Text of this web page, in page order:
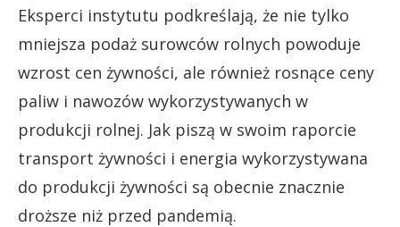
Eksperci instytutu podkreślają, że nie tylko
mniejsza podaż surowców rolnych powoduje
wzrost cen żywności, ale również rosnące ceny
paliw i nawozów wykorzystywanych w
produkcji rolnej. Jak piszą w swoim raporcie
transport żywności i energia wykorzystywana
do produkcji żywności są obecnie znacznie
droższe niż przed pandemią.